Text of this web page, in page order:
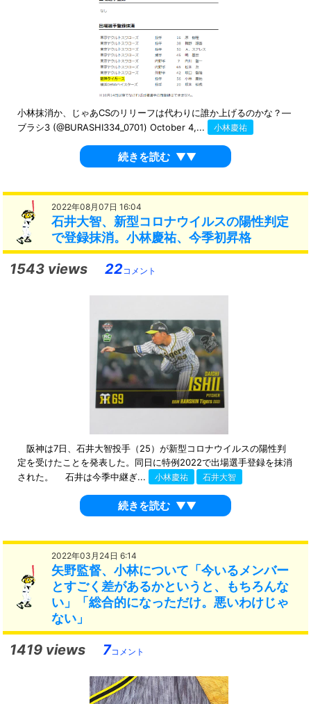
小林抹消か、じゃあCSのリリーフは代わりに誰か上げるのかな？—
ブラシ3 (@BURASHI334_0701) October 4,...
小林慶祐
続きを読む ▼▼
2022年08月07日 16:04
石井大智、新型コロナウイルスの陽性判定
で登録抹消。小林慶祐、今季初昇格
1543 views 22コメント
阪神は7日、石井大智投手（25）が新型コロナウイルスの陽性判
定を受けたことを発表した。同日に特例2022で出場選手登録を抹消
された。 石井は今季中継ぎ...
小林慶祐 石井大智
続きを読む ▼▼
2022年03月24日 6:14
矢野監督、小林について「今いるメンバー
とすごく差があるかというと、もちろんな
い」「総合的になっただけ。悪いわけじゃ
ない」
1419 views 7コメント